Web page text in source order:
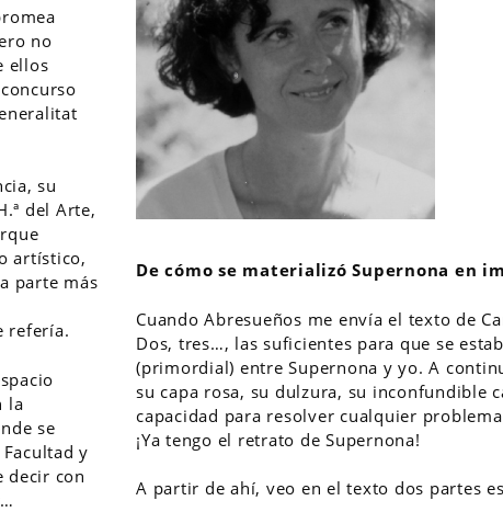
no
ellos
su
del Arte,
artístico,
parte más
refería.
la
se
y
decir con
De cómo se materializó Supernona en
Cuando Abresueños me envía el texto de
Dos, tres…, las suficientes para que se
(primordial) entre Supernona y yo. A
su capa rosa, su dulzura, su inconfundible
capacidad para resolver cualquier
¡Ya tengo el retrato de Supernona!
A partir de ahí, veo en el texto dos partes